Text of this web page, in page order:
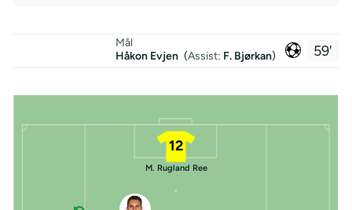
59'
Mål
Håkon Evjen (Assist: F. Bjørkan)
12
M. Rugland Ree